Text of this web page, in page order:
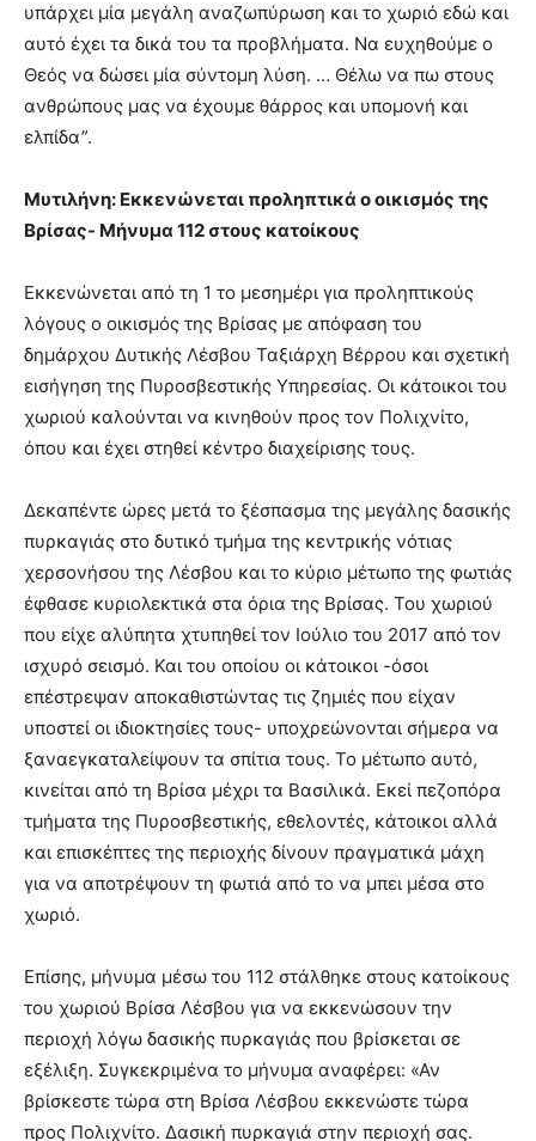
υπάρχει μία μεγάλη αναζωπύρωση και το χωριό εδώ και
αυτό έχει τα δικά του τα προβλήματα. Να ευχηθούμε ο
Θεός να δώσει μία σύντομη λύση. … Θέλω να πω στους
ανθρώπους μας να έχουμε θάρρος και υπομονή και
ελπίδα”.
Μυτιλήνη: Εκκενώνεται προληπτικά ο οικισμός της
Βρίσας- Μήνυμα 112 στους κατοίκους
Εκκενώνεται από τη 1 το μεσημέρι για προληπτικούς
λόγους ο οικισμός της Βρίσας με απόφαση του
δημάρχου Δυτικής Λέσβου Ταξιάρχη Βέρρου και σχετική
εισήγηση της Πυροσβεστικής Υπηρεσίας. Οι κάτοικοι του
χωριού καλούνται να κινηθούν προς τον Πολιχνίτο,
όπου και έχει στηθεί κέντρο διαχείρισης τους.
Δεκαπέντε ώρες μετά το ξέσπασμα της μεγάλης δασικής
πυρκαγιάς στο δυτικό τμήμα της κεντρικής νότιας
χερσονήσου της Λέσβου και το κύριο μέτωπο της φωτιάς
έφθασε κυριολεκτικά στα όρια της Βρίσας. Του χωριού
που είχε αλύπητα χτυπηθεί τον Ιούλιο του 2017 από τον
ισχυρό σεισμό. Και του οποίου οι κάτοικοι -όσοι
επέστρεψαν αποκαθιστώντας τις ζημιές που είχαν
υποστεί οι ιδιοκτησίες τους- υποχρεώνονται σήμερα να
ξαναεγκαταλείψουν τα σπίτια τους. Το μέτωπο αυτό,
κινείται από τη Βρίσα μέχρι τα Βασιλικά. Εκεί πεζοπόρα
τμήματα της Πυροσβεστικής, εθελοντές, κάτοικοι αλλά
και επισκέπτες της περιοχής δίνουν πραγματικά μάχη
για να αποτρέψουν τη φωτιά από το να μπει μέσα στο
χωριό.
Επίσης, μήνυμα μέσω του 112 στάλθηκε στους κατοίκους
του χωριού Βρίσα Λέσβου για να εκκενώσουν την
περιοχή λόγω δασικής πυρκαγιάς που βρίσκεται σε
εξέλιξη. Συγκεκριμένα το μήνυμα αναφέρει: «Αν
βρίσκεστε τώρα στη Βρίσα Λέσβου εκκενώστε τώρα
προς Πολιχνίτο. Δασική πυρκαγιά στην περιοχή σας.